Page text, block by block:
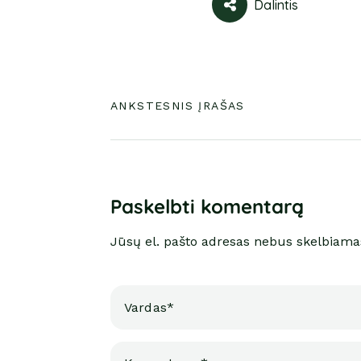
Dalintis
ANKSTESNIS ĮRAŠAS
Paskelbti komentarą
Jūsų el. pašto adresas nebus